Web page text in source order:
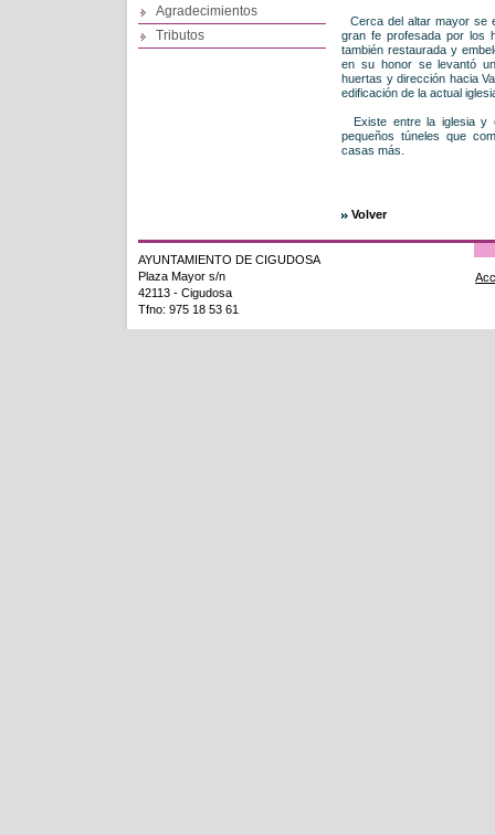
Agradecimientos
Tributos
Cerca del altar mayor se
gran fe profesada por los
también restaurada y
en su honor se levantó
huertas y dirección hacia
edificación de la actual
Existe entre la iglesia y
pequeños túneles que
casas más.
Volver
AYUNTAMIENTO DE CIGUDOSA
Plaza Mayor s/n
42113 - Cigudosa
Tfno: 975 18 53 61